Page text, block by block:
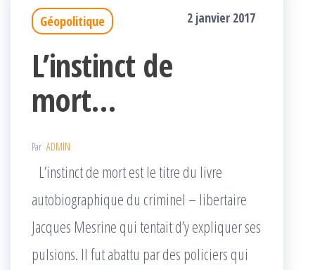
Géopolitique 2 janvier 2017
L’instinct de
mort…
Par ADMIN
L’instinct de mort est le titre du livre
autobiographique du criminel – libertaire
Jacques Mesrine qui tentait d’y expliquer ses
pulsions. Il fut abattu par des policiers qui